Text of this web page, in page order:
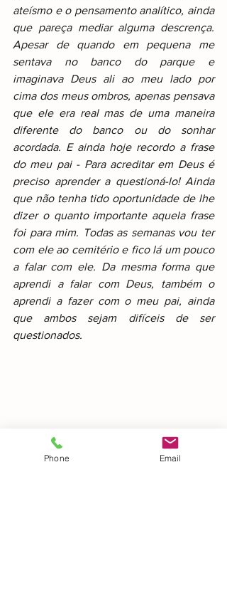
ateísmo e o pensamento analítico, ainda
que pareça mediar alguma descrença.
Apesar de quando em pequena me
sentava no banco do parque e
imaginava Deus ali ao meu lado por
cima dos meus ombros, apenas pensava
que ele era real mas de uma maneira
diferente do banco ou do sonhar
acordada. E ainda hoje recordo a frase
do meu pai - Para acreditar em Deus é
preciso aprender a questioná-lo! Ainda
que não tenha tido oportunidade de lhe
dizer o quanto importante aquela frase
foi para mim. Todas as semanas vou ter
com ele ao cemitério e fico lá um pouco
a falar com ele. Da mesma forma que
aprendi a falar com Deus, também o
aprendi a fazer com o meu pai, ainda
que ambos sejam difíceis de ser
questionados.
Phone Email